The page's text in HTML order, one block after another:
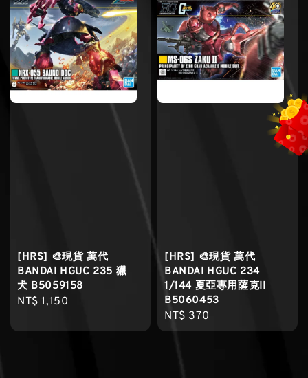
[HRS] 🎨現貨 萬代
BANDAI HGUC 235 獵
犬 B5059158
Regular
NT$ 1,150
[HRS] 🎨現貨 萬代
BANDAI HGUC 234
1/144 夏亞專用薩克II
B5060453
Regular
price
NT$ 370